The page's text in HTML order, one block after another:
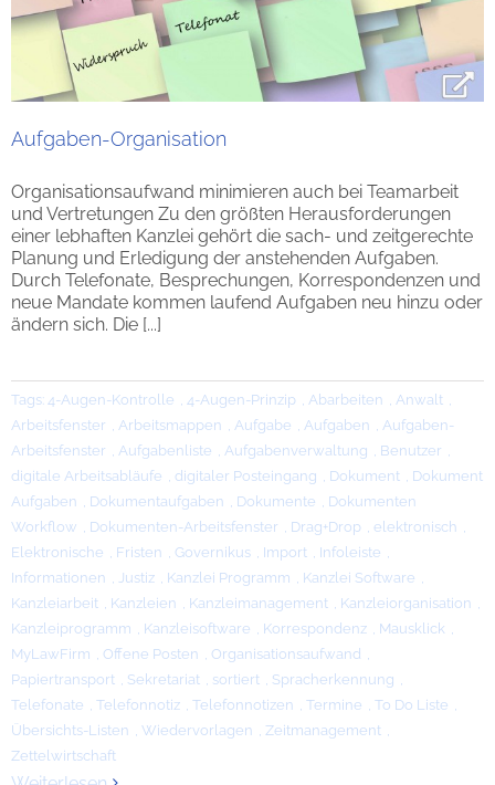
Aufgaben-Organisation
Organisationsaufwand minimieren auch bei Teamarbeit
und Vertretungen Zu den größten Herausforderungen
einer lebhaften Kanzlei gehört die sach- und zeitgerechte
Planung und Erledigung der anstehenden Aufgaben.
Durch Telefonate, Besprechungen, Korrespondenzen und
neue Mandate kommen laufend Aufgaben neu hinzu oder
ändern sich. Die [...]
Tags: 4-Augen-Kontrolle 4-Augen-Prinzip Abarbeiten Anwalt
Arbeitsfenster
Arbeitsmappen Aufgabe Aufgaben
Aufgaben-
Arbeitsfenster
Aufgabenliste Aufgabenverwaltung Benutzer
digitale Arbeitsabläufe
digitaler Posteingang Dokument
Dokument
Aufgaben
Dokumentaufgaben Dokumente
Dokumenten
Workflow
Dokumenten-Arbeitsfenster Drag+Drop elektronisch
Elektronische
Fristen Governikus Import Infoleiste
Informationen
Justiz Kanzlei Programm Kanzlei Software
Kanzleiarbeit
Kanzleien Kanzleimanagement Kanzleiorganisation
Kanzleiprogramm
Kanzleisoftware Korrespondenz Mausklick
MyLawFirm
Offene Posten Organisationsaufwand
Papiertransport
Sekretariat sortiert Spracherkennung
Telefonate
Telefonnotiz Telefonnotizen Termine To Do Liste
Übersichts-Listen
Wiedervorlagen Zeitmanagement
Zettelwirtschaft